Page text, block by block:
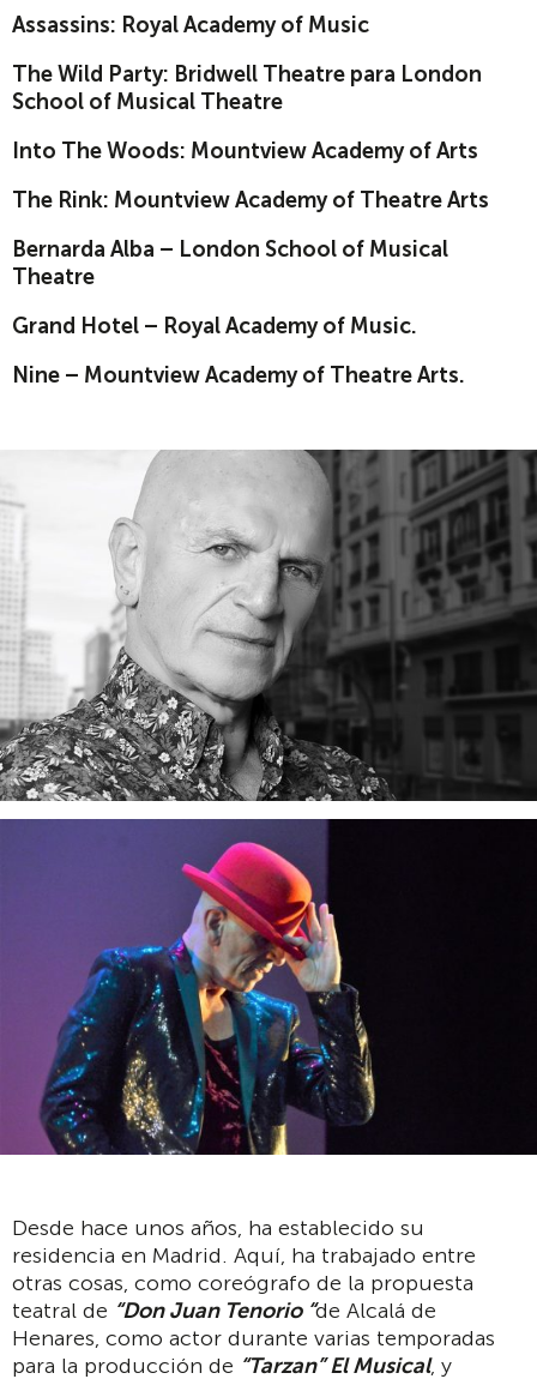
Assassins: Royal Academy of Music
The Wild Party: Bridwell Theatre para London
School of Musical Theatre
Into The Woods: Mountview Academy of Arts
The Rink: Mountview Academy of Theatre Arts
Bernarda Alba – London School of Musical
Theatre
Grand Hotel – Royal Academy of Music.
Nine – Mountview Academy of Theatre Arts.
Desde hace unos años, ha establecido su
residencia en Madrid. Aquí, ha trabajado entre
otras cosas, como coreógrafo de la propuesta
teatral de “Don Juan Tenorio “de Alcalá de
Henares, como actor durante varias temporadas
para la producción de “Tarzan” El Musical, y